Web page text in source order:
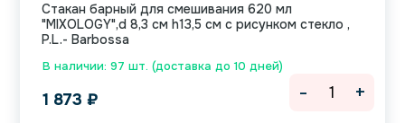
В наличии: 97 шт. (доставка до 10 дней)
Стакан барный для смешивания 620 мл
"MIXOLOGY",d 8,3 см h13,5 см с рисунком стекло ,
P.L.- Barbossa
1 873 ₽ - +